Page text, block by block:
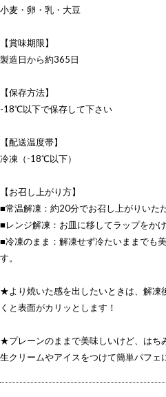
小麦・卵・乳・大豆
【賞味期限】
製造日から約365日
【保存方法】
-18℃以下で保存して下さい
【配送温度帯】
冷凍（-18℃以下）
【お召し上がり方】
■常温解凍：約20分でお召し上がりいた
■レンジ解凍：お皿に移してラップをか
■冷凍のまま：解凍せず冷たいままでも
す。
★より焼いた感を出したいときは、解凍
くと表面がカリッとします！
★プレーンのままで美味しいけど、はち
生クリームやアイスをつけて簡単パフェ